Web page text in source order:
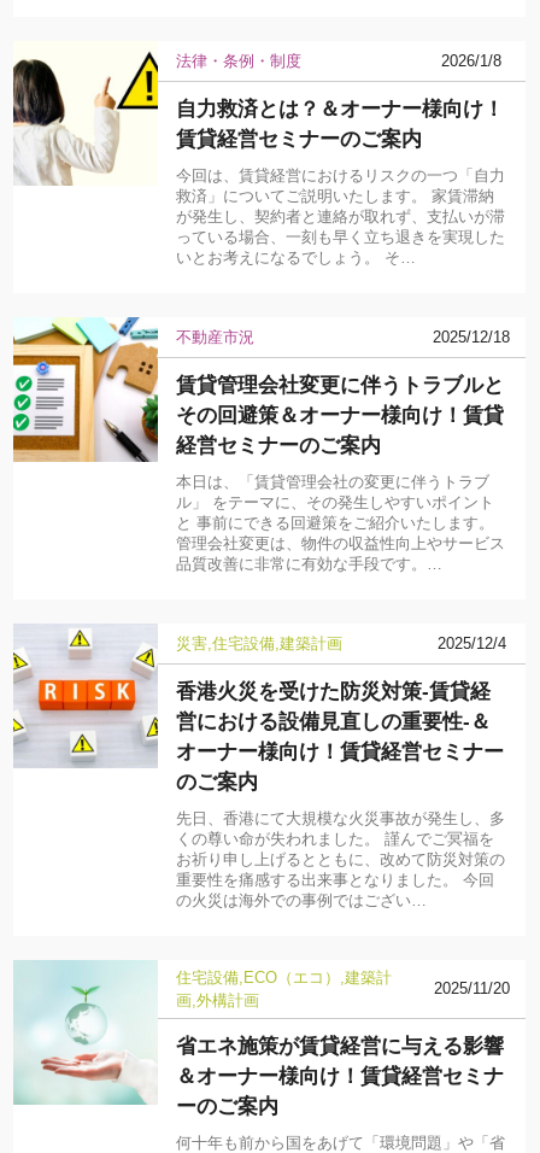
法律・条例・制度 2026/1/8
自力救済とは？＆オーナー様向け！
賃貸経営セミナーのご案内
今回は、賃貸経営におけるリスクの一つ「自力
救済」についてご説明いたします。 家賃滞納
が発生し、契約者と連絡が取れず、支払いが滞
っている場合、一刻も早く立ち退きを実現した
いとお考えになるでしょう。 そ…
不動産市況 2025/12/18
賃貸管理会社変更に伴うトラブルと
その回避策＆オーナー様向け！賃貸
経営セミナーのご案内
本日は、「賃貸管理会社の変更に伴うトラブ
ル」 をテーマに、その発生しやすいポイント
と 事前にできる回避策をご紹介いたします。
管理会社変更は、物件の収益性向上やサービス
品質改善に非常に有効な手段です。…
災害 住宅設備 建築計画 2025/12/4
香港火災を受けた防災対策-賃貸経
営における設備見直しの重要性-＆
オーナー様向け！賃貸経営セミナー
のご案内
先日、香港にて大規模な火災事故が発生し、多
くの尊い命が失われました。 謹んでご冥福を
お祈り申し上げるとともに、改めて防災対策の
重要性を痛感する出来事となりました。 今回
の火災は海外での事例ではござい…
住宅設備 ECO（エコ）
建築計
画 外構計画
2025/11/20
省エネ施策が賃貸経営に与える影響
＆オーナー様向け！賃貸経営セミナ
ーのご案内
何十年も前から国をあげて「環境問題」や「省